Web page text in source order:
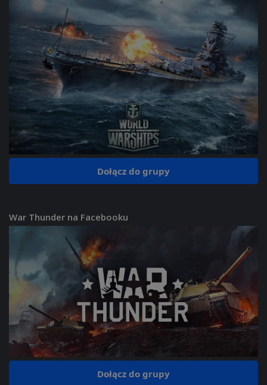
Dołącz do grupy
War Thunder na Facebooku
Dołącz do grupy